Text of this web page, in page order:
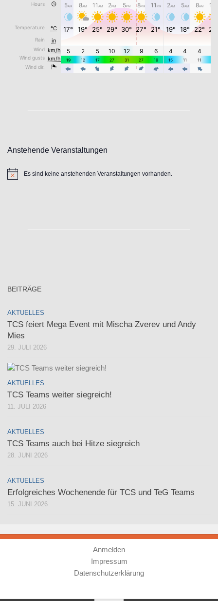
Anstehende Veranstaltungen
HinweisEs sind keine anstehenden Veranstaltungen vorhanden.
BEITRÄGE
AKTUELLES
TCS feiert Mega Event mit Mischa Zverev und Andy
Mies
29. JULI 2026
AKTUELLES
TCS Teams weiter siegreich!
11. JULI 2026
AKTUELLES
TCS Teams auch bei Hitze siegreich
28. JUNI 2026
AKTUELLES
Erfolgreiches Wochenende für TCS und TeG Teams
15. JUNI 2026
Anmelden
Impressum
Datenschutzerklärung